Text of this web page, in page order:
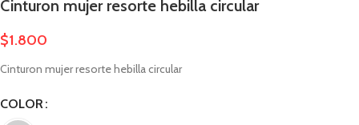
Cinturon mujer resorte hebilla circular
$1.800
Cinturon mujer resorte hebilla circular
COLOR